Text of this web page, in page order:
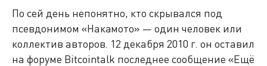
По сей день непонятно, кто скрывался под
псевдонимом «Накамото» — один человек или
коллектив авторов. 12 декабря 2010 г. он оставил
на форуме Bitcointalk последнее сообщение «Ещё